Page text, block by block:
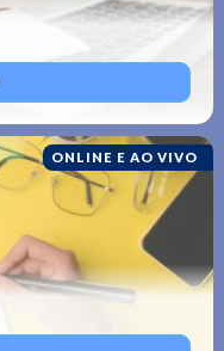
ONLINE E AO VIVO